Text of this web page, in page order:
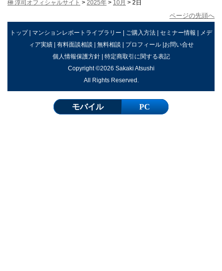
榊 淳司オフィシャルサイト > 2025年 > 10月 > 2日
ページの先頭へ
トップ| マンションレポートライブラリー | ご購入方法 | セミナー情報 | メデ
ィア実績| 有料面談相談 | 無料相談 | プロフィール|お問い合せ
個人情報保護方針| 特定商取引に関する表記
Copyright ©2026 Sakaki Atsushi
All Rights Reserved.
モバイル PC